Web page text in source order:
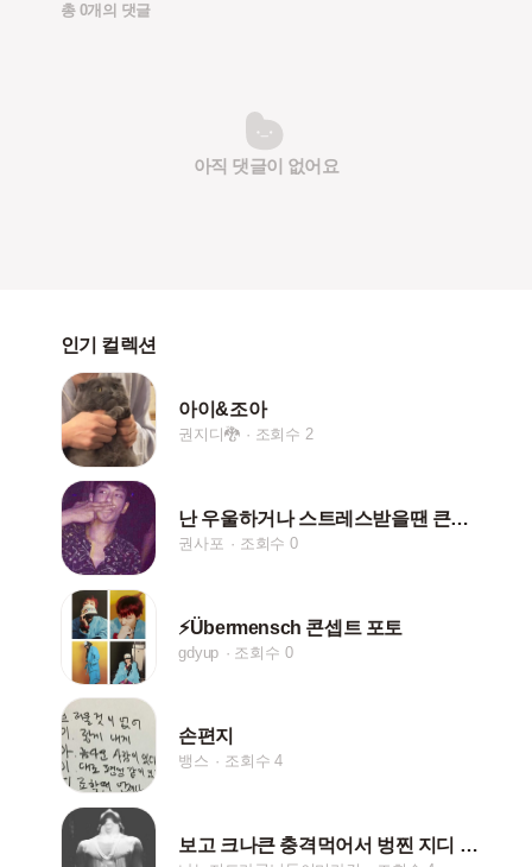
총 0개의 댓글
아직 댓글이 없어요
인기 컬렉션
아이&조아
권지디🐉 조회수 2
난 우울하거나 스트레스받을땐 큰승씨 얼굴을봐...
권사포 조회수 0
⚡Übermensch 콘셉트 포토
gdyup 조회수 0
손편지
뱅스 조회수 4
보고 크나큰 충격먹어서 벙찐 지디 쉬즈곤